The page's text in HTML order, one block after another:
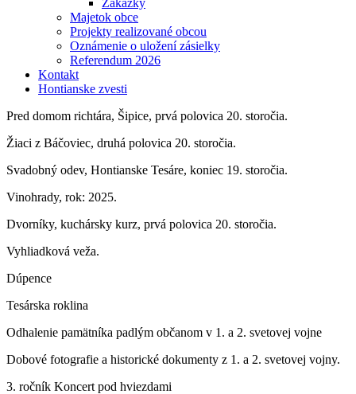
Zákazky
Majetok obce
Projekty realizované obcou
Oznámenie o uložení zásielky
Referendum 2026
Kontakt
Hontianske zvesti
Pred domom richtára, Šipice, prvá polovica 20. storočia.
Žiaci z Báčoviec, druhá polovica 20. storočia.
Svadobný odev, Hontianske Tesáre, koniec 19. storočia.
Vinohrady, rok: 2025.
Dvorníky, kuchársky kurz, prvá polovica 20. storočia.
Vyhliadková veža.
Dúpence
Tesárska roklina
Odhalenie pamätníka padlým občanom v 1. a 2. svetovej vojne
Dobové fotografie a historické dokumenty z 1. a 2. svetovej vojny.
3. ročník Koncert pod hviezdami